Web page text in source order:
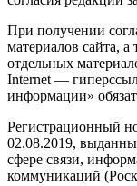
При получении
материалов сайта,
отдельных
Internet —
информации»
Регистрационный
02.08.2019,
сфере связи,
коммуникаций